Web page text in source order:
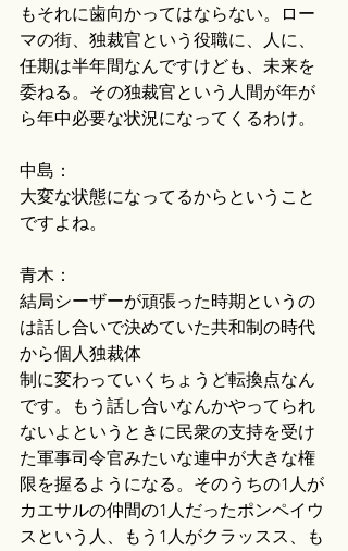
もそれに歯向かってはならない。ロー
マの街、独裁官という役職に、人に、
任期は半年間なんですけども、未来を
委ねる。その独裁官という人間が年が
ら年中必要な状況になってくるわけ。
中島：
大変な状態になってるからということ
ですよね。
青木：
結局シーザーが頑張った時期というの
は話し合いで決めていた共和制の時代
から個人独裁体
制に変わっていくちょうど転換点なん
です。もう話し合いなんかやってられ
ないよというときに民衆の支持を受け
た軍事司令官みたいな連中が大きな権
限を握るようになる。そのうちの1人が
カエサルの仲間の1人だったポンペイウ
スという人、もう1人がクラッスス、も